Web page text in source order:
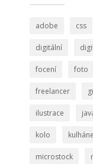
adobe css
digitální
focení foto
freelancer
ilustrace
kolo
microstock